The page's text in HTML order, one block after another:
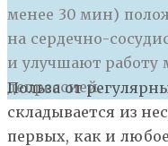
менее 30 мин)
на сердечно-
и улучшают работу
депрессией.
Польза от
складывается из
первых, как и